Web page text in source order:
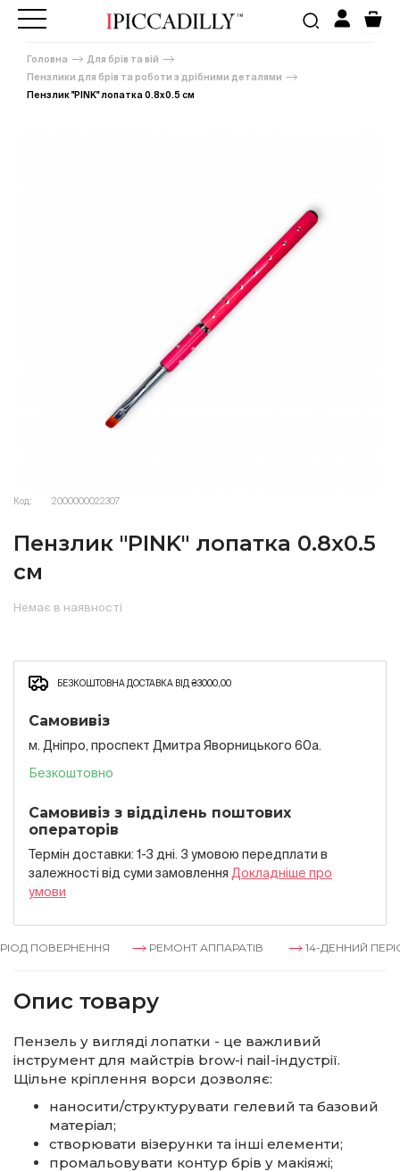
Головна
Для брів та вій
Пензлики для брів та роботи з дрібними деталями
Пензлик "PINK" лопатка 0.8х0.5 см
Код: 2000000022307
Пензлик "PINK" лопатка 0.8х0.5
см
Немає в наявності
БЕЗКОШТОВНА ДОСТАВКА ВІД ₴3000,00
Самовивіз
м. Дніпро, проспект Дмитра Яворницького 60а.
Безкоштовно
Самовивіз з відділень поштових
операторів
Термін доставки: 1-3 дні. З умовою передплати в
залежностi вiд суми замовлення Докладнiше про
умови
ПОВЕРНЕННЯ РЕМОНТ АППАРАТІВ 14-ДЕННИЙ
Опис товару
Пензель у вигляді лопатки - це важливий
інструмент для майстрів brow-і nail-індустрії.
Щільне кріплення ворси дозволяє:
наносити/структурувати гелевий та базовий
матеріал;
створювати візерунки та інші елементи;
промальовувати контур брів у макіяжі;